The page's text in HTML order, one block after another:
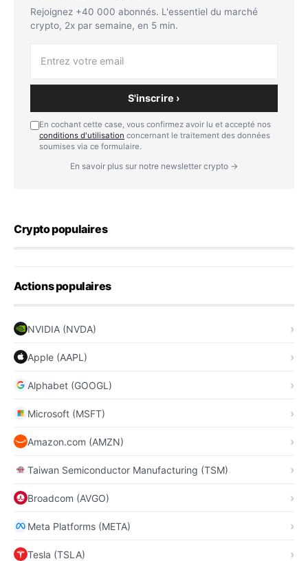
Rejoignez +40 000 abonnés. L'essentiel du marché
crypto, 2x par semaine, en 5 min.
S'inscrire ›
En cochant cette case, vous confirmez avoir lu et accepté nos
conditions d'utilisation concernant le traitement des données
soumises via ce formulaire.
En savoir plus sur notre newsletter crypto →
Crypto populaires
Actions populaires
NVIDIA (NVDA)
Apple (AAPL)
Alphabet (GOOGL)
Microsoft (MSFT)
Amazon.com (AMZN)
Taiwan Semiconductor Manufacturing (TSM)
Broadcom (AVGO)
Meta Platforms (META)
Tesla (TSLA)